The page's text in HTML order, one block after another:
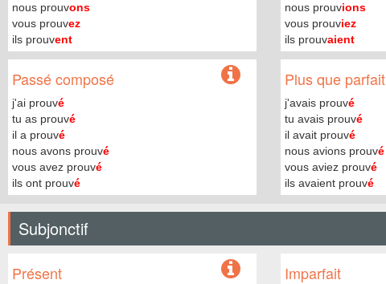
nous prouvons
vous prouvez
ils prouvent
nous prouvions
vous prouviez
ils prouvaient
Passé composé
j'ai prouvé
tu as prouvé
il a prouvé
nous avons prouvé
vous avez prouvé
ils ont prouvé
Plus que parfait
j'avais prouvé
tu avais prouvé
il avait prouvé
nous avions prouvé
vous aviez prouvé
ils avaient prouvé
Subjonctif
Présent Imparfait